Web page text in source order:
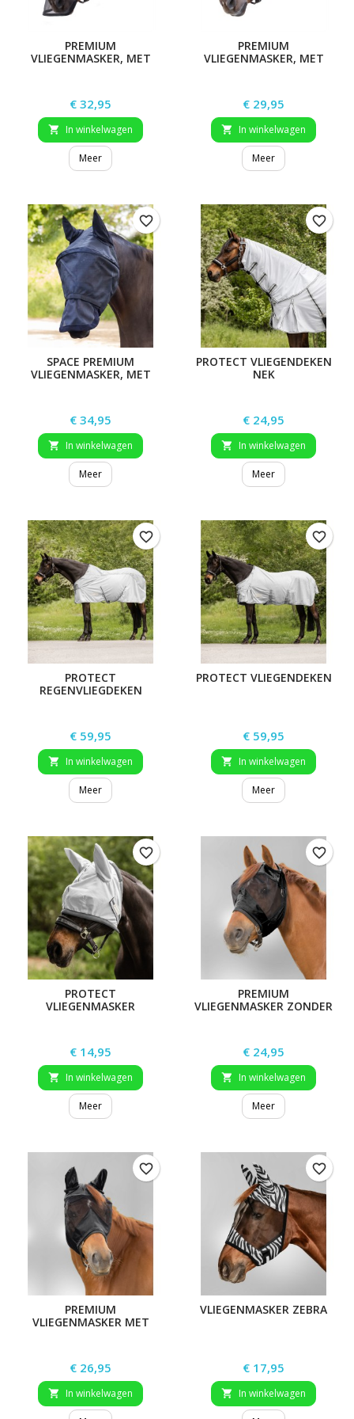
PREMIUM
VLIEGENMASKER, MET
Prijs
€ 32,95
 In winkelwagen
Meer
PREMIUM
VLIEGENMASKER, MET
Prijs
€ 29,95
 In winkelwagen
Meer
SPACE PREMIUM
VLIEGENMASKER, MET
Prijs
€ 34,95
 In winkelwagen
Meer
favorite_border
PROTECT VLIEGENDEKEN
NEK
Prijs
€ 24,95
 In winkelwagen
Meer
favorite_border
PROTECT
REGENVLIEGDEKEN
Prijs
€ 59,95
 In winkelwagen
Meer
favorite_border
PROTECT VLIEGENDEKEN
Prijs
€ 59,95
 In winkelwagen
Meer
favorite_border
PROTECT
VLIEGENMASKER
Prijs
€ 14,95
 In winkelwagen
Meer
favorite_border
PREMIUM
VLIEGENMASKER ZONDER
Prijs
€ 24,95
 In winkelwagen
Meer
favorite_border
PREMIUM
VLIEGENMASKER MET
Prijs
€ 26,95
 In winkelwagen
favorite_border
VLIEGENMASKER ZEBRA
Prijs
€ 17,95
 In winkelwagen
favorite_border